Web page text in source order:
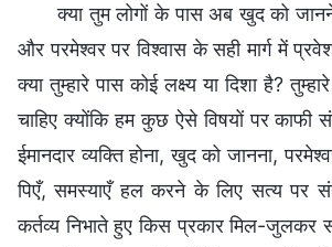
क्या तुम लोगों के पास अब खुद को
और परमेश्वर पर विश्वास के सही मार्ग में
क्या तुम्हारे पास कोई लक्ष्य या दिशा है?
चाहिए क्योंकि हम कुछ ऐसे विषयों पर
ईमानदार व्यक्ति होना, खुद को जानना,
पिएँ, समस्याएँ हल करने के लिए सत्य पर
कर्तव्य निभाते हुए किस प्रकार मिल-जुलकर